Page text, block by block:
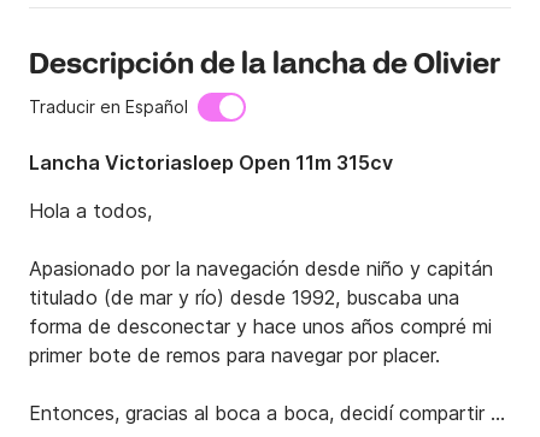
Descripción de la lancha de Olivier
Traducir en Español
Lancha Victoriasloep Open 11m 315cv
Hola a todos,
Apasionado por la navegación desde niño y capitán
titulado (de mar y río) desde 1992, buscaba una
forma de desconectar y hace unos años compré mi
primer bote de remos para navegar por placer.
Entonces, gracias al boca a boca, decidí compartir